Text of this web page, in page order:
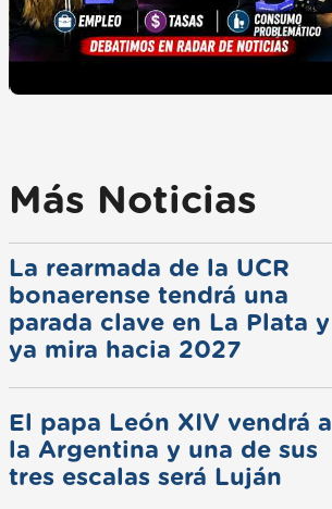
Más Noticias
La rearmada de la UCR
bonaerense tendrá una
parada clave en La Plata y
ya mira hacia 2027
El papa León XIV vendrá a
la Argentina y una de sus
tres escalas será Luján